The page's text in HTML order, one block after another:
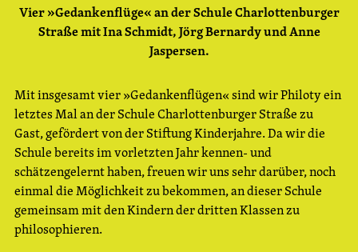
Vier »Gedankenflüge« an der Schule Charlottenburger
Straße mit Ina Schmidt, Jörg Bernardy und Anne
Jaspersen.
Mit insgesamt vier »Gedankenflügen« sind wir Philoty ein
letztes Mal an der Schule Charlottenburger Straße zu
Gast, gefördert von der Stiftung Kinderjahre. Da wir die
Schule bereits im vorletzten Jahr kennen- und
schätzengelernt haben, freuen wir uns sehr darüber, noch
einmal die Möglichkeit zu bekommen, an dieser Schule
gemeinsam mit den Kindern der dritten Klassen zu
philosophieren.